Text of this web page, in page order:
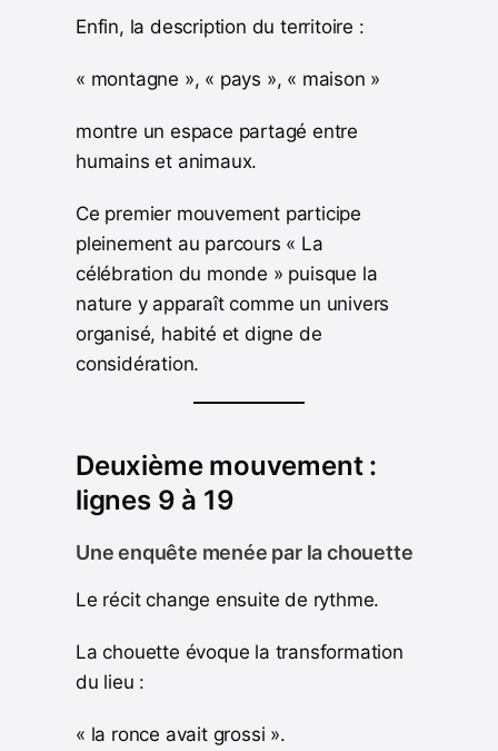
Enfin, la description du territoire :
« montagne », « pays », « maison »
montre un espace partagé entre
humains et animaux.
Ce premier mouvement participe
pleinement au parcours « La
célébration du monde » puisque la
nature y apparaît comme un univers
organisé, habité et digne de
considération.
Deuxième mouvement :
lignes 9 à 19
Une enquête menée par la chouette
Le récit change ensuite de rythme.
La chouette évoque la transformation
du lieu :
« la ronce avait grossi ».